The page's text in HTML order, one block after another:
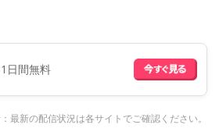
日間無料
最新の配信状況は各サイトでご確認ください。